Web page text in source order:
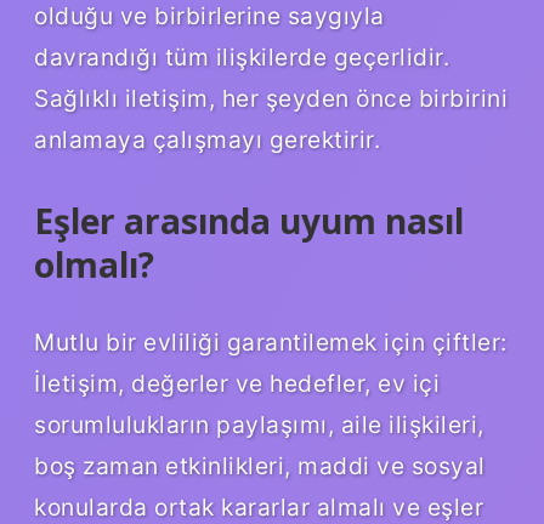
olduğu ve birbirlerine saygıyla
davrandığı tüm ilişkilerde geçerlidir.
Sağlıklı iletişim, her şeyden önce birbirini
anlamaya çalışmayı gerektirir.
Eşler arasında uyum nasıl
olmalı?
Mutlu bir evliliği garantilemek için çiftler:
İletişim, değerler ve hedefler, ev içi
sorumlulukların paylaşımı, aile ilişkileri,
boş zaman etkinlikleri, maddi ve sosyal
konularda ortak kararlar almalı ve eşler